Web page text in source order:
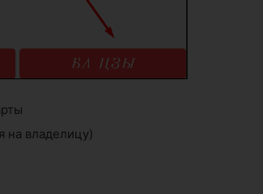
на владелицу)